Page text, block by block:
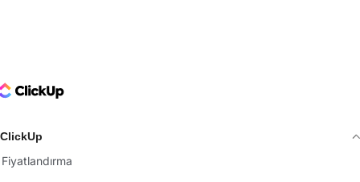
Logo
ClickUp
Fiyatlandırma